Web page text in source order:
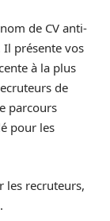
de CV anti-
présente vos
à la plus
de
parcours
pour les
les recruteurs,